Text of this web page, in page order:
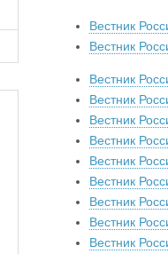
Вестник
Вестник
Вестник
Вестник
Вестник
Вестник
Вестник
Вестник
Вестник
Вестник
Вестник